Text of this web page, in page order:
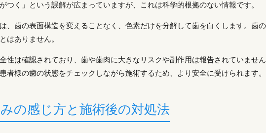
つく」という誤解が広まっていますが、これは科学的根拠のない情報です。
、歯の表面構造を変えることなく、色素だけを分解して歯を白くします。歯
はありません。
性は確認されており、歯や歯肉に大きなリスクや副作用は報告されていませ
者様の歯の状態をチェックしながら施術するため、より安全に受けられます。
の感じ方と施術後の対処法